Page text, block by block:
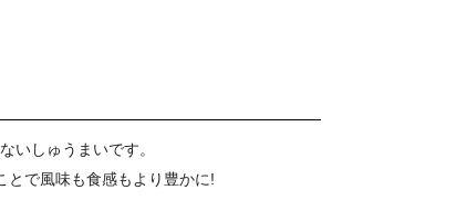
いしゅうまいです。
とで風味も食感もより豊かに!